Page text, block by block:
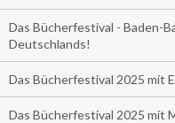
Das Bücherfestival - Baden-
Deutschlands!
Das Bücherfestival 2025 mit
Das Bücherfestival 2025 mit